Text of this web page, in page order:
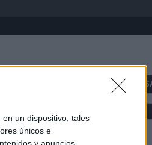
un dispositivo, tales
únicos e
Latinoamérica